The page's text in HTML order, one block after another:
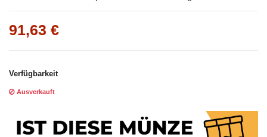
91,63 €
Verfügbarkeit
Ausverkauft